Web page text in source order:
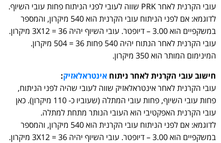
עובי הקרנית לאחר PRK שווה לעובי לפני הניתוח פחות עובי השיוף.
לדוגמא: אם לפני הניתוח עובי הקרנית הוא 540 מיקרון, והמספר
במשקפיים הוא 3.00 – דיופטר. עובי השיוף יהיה 3X12 = 36 מיקרון.
עובי הקרנית לאחר הנתוח יהיה 540 פחות 36 = 504 מיקרון.
המינימום המותר הוא 350 מיקרון.
חישוב עובי הקרנית לאחר ניתוח אינטראלאזיק:
עובי הקרנית לאחר אינטראלאזיק שווה לעובי שהיה לפני הניתוח,
פחות עובי השיוף, פחות עובי המתלה (שעוביו כ- 110 מיקרון). כאן
עובי הקרנית האפקטיבי הוא העובי הנותר מתחת למתלה.
לדוגמא: אם לפני הניתוח עובי הקרנית הוא 540 מיקרון, והמספר
במשקפיים הוא 3.00 – דיופטר. עובי השיוף יהיה 3X12 = 36 מיקרון.